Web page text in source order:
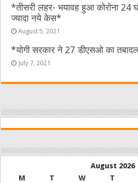
*तीसरी लहर- भयावह हुआ कोरोना 24
ज्यादा नये केस*
August 5, 2021
*योगी सरकार ने 27 डीएसओ का
July 7, 2021
August 2026
M
T W T